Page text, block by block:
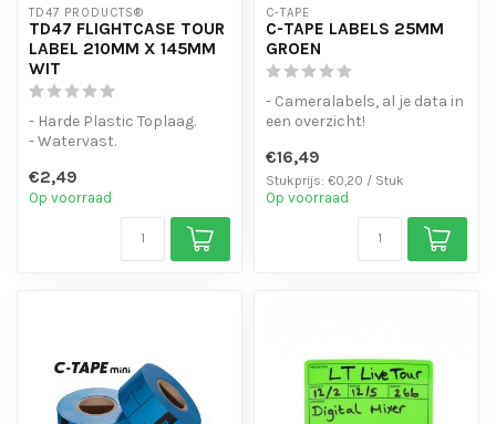
TD47 PRODUCTS®
TD47 FLIGHTCASE TOUR
LABEL 210MM X 145MM
WIT
- Harde Plastic Toplaag.
- Watervast.
€2,49
Op voorraad
C-TAPE
C-TAPE LABELS 25MM
GROEN
- Cameralabels, al je data in
een overzicht!
achter bij ...
€16,49
Stukprijs: €0,20 / Stuk
Op voorraad